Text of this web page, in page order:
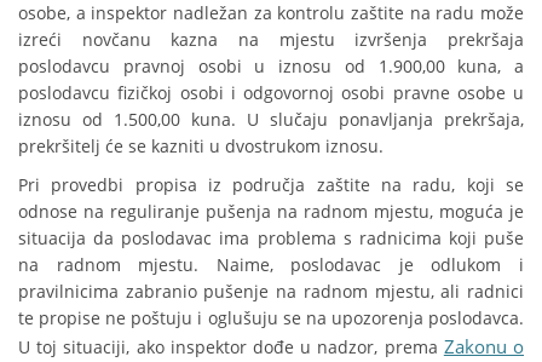
osobe, a inspektor nadležan za kontrolu zaštite na radu može
izreći novčanu kazna na mjestu izvršenja prekršaja
poslodavcu pravnoj osobi u iznosu od 1.900,00 kuna, a
poslodavcu fizičkoj osobi i odgovornoj osobi pravne osobe u
iznosu od 1.500,00 kuna. U slučaju ponavljanja prekršaja,
prekršitelj će se kazniti u dvostrukom iznosu.
Pri provedbi propisa iz područja zaštite na radu, koji se
odnose na reguliranje pušenja na radnom mjestu, moguća je
situacija da poslodavac ima problema s radnicima koji puše
na radnom mjestu. Naime, poslodavac je odlukom i
pravilnicima zabranio pušenje na radnom mjestu, ali radnici
te propise ne poštuju i oglušuju se na upozorenja poslodavca.
U toj situaciji, ako inspektor dođe u nadzor, prema Zakonu o